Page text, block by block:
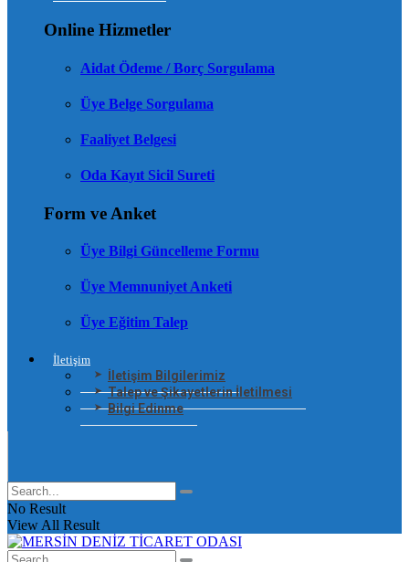
Online Hizmetler
Aidat Ödeme / Borç Sorgulama
Üye Belge Sorgulama
Faaliyet Belgesi
Oda Kayıt Sicil Sureti
Form ve Anket
Üye Bilgi Güncelleme Formu
Üye Memnuniyet Anketi
Üye Eğitim Talep
İletişim
İletişim Bilgilerimiz
Talep ve Şikayetlerin İletilmesi
Bilgi Edinme
No Result
View All Result